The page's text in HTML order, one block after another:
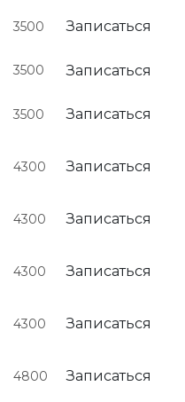
3500 Записаться
3500 Записаться
3500 Записаться
4300 Записаться
4300 Записаться
4300 Записаться
4300 Записаться
4800 Записаться